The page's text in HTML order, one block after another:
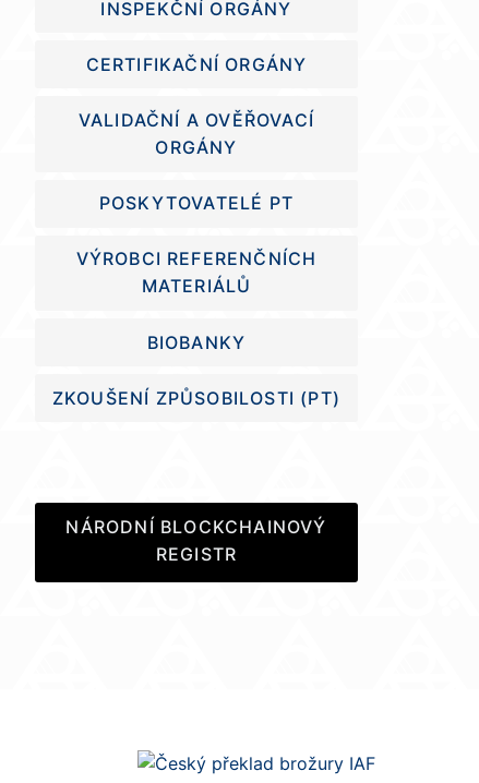
INSPEKČNÍ ORGÁNY
CERTIFIKAČNÍ ORGÁNY
VALIDAČNÍ A OVĚŘOVACÍ
ORGÁNY
POSKYTOVATELÉ PT
VÝROBCI REFERENČNÍCH
MATERIÁLŮ
BIOBANKY
ZKOUŠENÍ ZPŮSOBILOSTI (PT)
NÁRODNÍ BLOCKCHAINOVÝ
REGISTR